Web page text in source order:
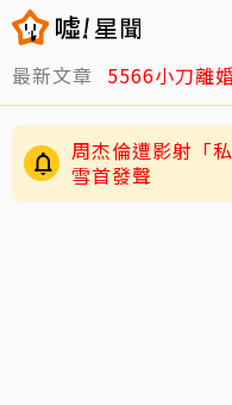
最新文章 5566小刀離
周杰倫遭影射「
雪首發聲